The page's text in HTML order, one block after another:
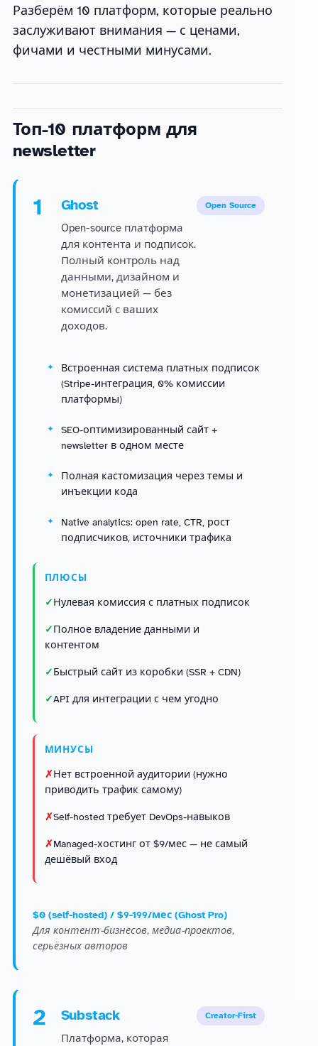
Разберём 10 платформ, которые реально
заслуживают внимания — с ценами,
фичами и честными минусами.
Топ-10 платформ для
newsletter
1 Ghost
Open-source платформа
для контента и подписок.
Полный контроль над
данными, дизайном и
монетизацией — без
комиссий с ваших
доходов.
Open Source
Встроенная система платных подписок
(Stripe-интеграция, 0% комиссии
платформы)
SEO-оптимизированный сайт +
newsletter в одном месте
Полная кастомизация через темы и
инъекции кода
Native analytics: open rate, CTR, рост
подписчиков, источники трафика
ПЛЮСЫ
Нулевая комиссия с платных подписок
Полное владение данными и
контентом
Быстрый сайт из коробки (SSR + CDN)
API для интеграции с чем угодно
МИНУСЫ
Нет встроенной аудитории (нужно
приводить трафик самому)
Self-hosted требует DevOps-навыков
Managed-хостинг от $9/мес — не самый
дешёвый вход
$0 (self-hosted) / $9-199/мес (Ghost Pro)
Для контент-бизнесов, медиа-проектов,
серьёзных авторов
2 Substack
Платформа, которая
Creator-First